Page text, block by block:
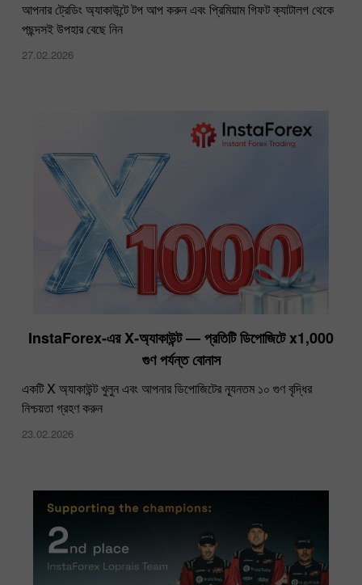
আপনার ট্রেডিং অ্যাকাউন্টে টপ আপ করুন এবং প্রিমিয়াম গিফট ক্যাটালগ থেকে
পছন্দসই উপহার বেছে নিন
27.02.2026
InstaForex-এর X‑অ্যাকাউন্ট — প্রতিটি ডিপোজিটে x1,000
গুণ পর্যন্ত বোনাস
একটি X অ্যাকাউন্ট খুলুন এবং আপনার ডিপোজিটের ন্যূনতম ১০ গুণ বৃদ্ধির
নিশ্চয়তা গ্রহণ করুন
23.02.2026